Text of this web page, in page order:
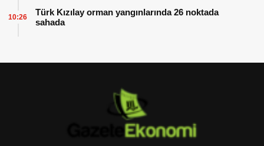
Türk Kızılay orman yangınlarında 26 noktada
sahada
10:26